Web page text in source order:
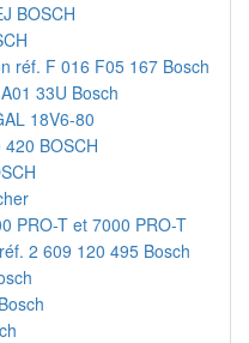
BOSCH
réf. F 016 F05 167 Bosch
33U Bosch
18V6-80
BOSCH
PRO-T et 7000 PRO-T
2 609 120 495 Bosch